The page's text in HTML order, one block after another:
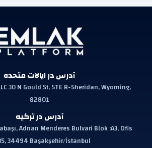
آدرس در ایالات متحده
30 N Gould St, STE R-Sheridan, Wyoming,
82801
آدرس در ترکیه
Adnan Menderes Bulvari Blok :A3, Ofis
34494 Başakşehir/İstanbul